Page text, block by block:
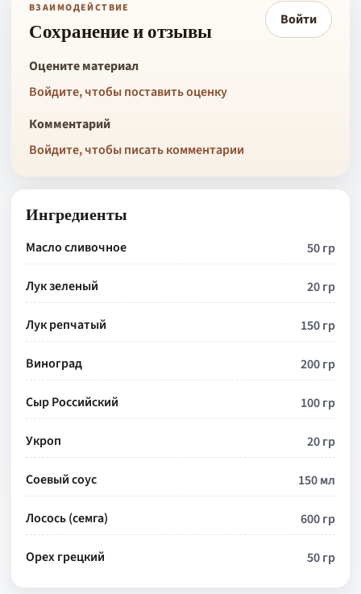
ВЗАИМОДЕЙСТВИЕ
Сохранение и отзывы Войти
Оцените материал
Войдите, чтобы поставить оценку
Комментарий
Войдите, чтобы писать комментарии
Ингредиенты
Масло сливочное 50 гр
Лук зеленый 20 гр
Лук репчатый 150 гр
Виноград 200 гр
Сыр Российский 100 гр
Укроп 20 гр
Соевый соус 150 мл
Лосось (семга) 600 гр
Орех грецкий 50 гр